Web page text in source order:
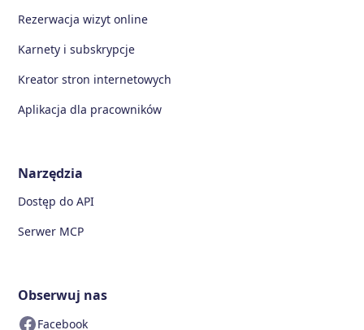
Rezerwacja wizyt online
Karnety i subskrypcje
Kreator stron internetowych
Aplikacja dla pracowników
Narzędzia
Dostęp do API
Serwer MCP
Obserwuj nas
Facebook